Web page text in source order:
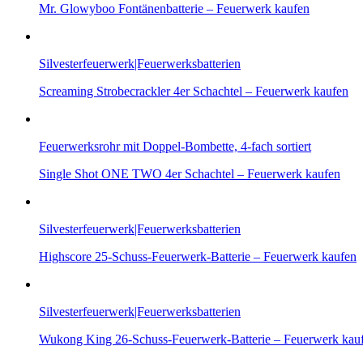
Mr. Glowyboo Fontänenbatterie – Feuerwerk kaufen
Silvesterfeuerwerk|Feuerwerksbatterien
Screaming Strobecrackler 4er Schachtel – Feuerwerk kaufen
Feuerwerksrohr mit Doppel-Bombette, 4-fach sortiert
Single Shot ONE TWO 4er Schachtel – Feuerwerk kaufen
Silvesterfeuerwerk|Feuerwerksbatterien
Highscore 25-Schuss-Feuerwerk-Batterie – Feuerwerk kaufen
Silvesterfeuerwerk|Feuerwerksbatterien
Wukong King 26-Schuss-Feuerwerk-Batterie – Feuerwerk